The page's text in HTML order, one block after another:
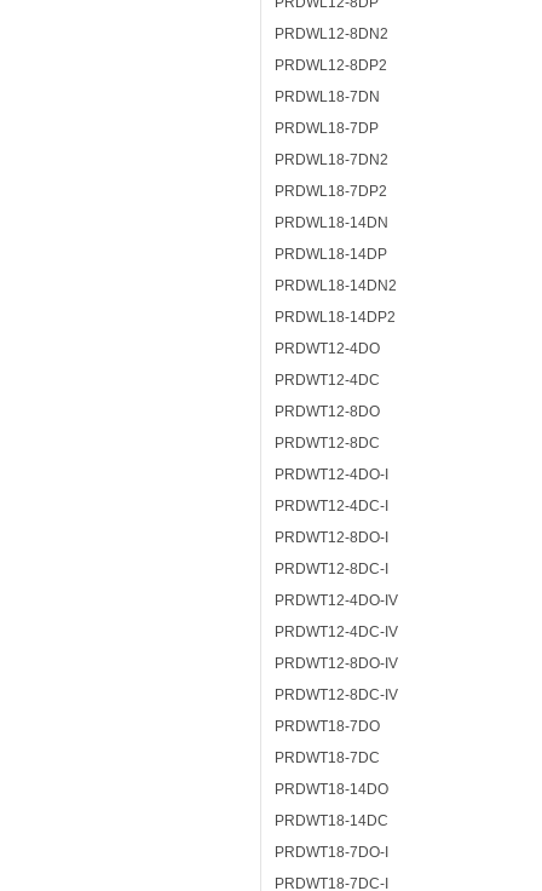
PRDWL12-8DN2
PRDWL12-8DP2
PRDWL18-7DN
PRDWL18-7DP
PRDWL18-7DN2
PRDWL18-7DP2
PRDWL18-14DN
PRDWL18-14DP
PRDWL18-14DN2
PRDWL18-14DP2
PRDWT12-4DO
PRDWT12-4DC
PRDWT12-8DO
PRDWT12-8DC
PRDWT12-4DO-I
PRDWT12-4DC-I
PRDWT12-8DO-I
PRDWT12-8DC-I
PRDWT12-4DO-IV
PRDWT12-4DC-IV
PRDWT12-8DO-IV
PRDWT12-8DC-IV
PRDWT18-7DO
PRDWT18-7DC
PRDWT18-14DO
PRDWT18-14DC
PRDWT18-7DO-I
PRDWT18-7DC-I